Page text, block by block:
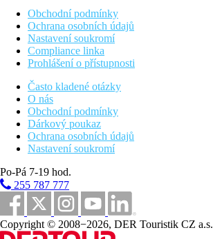
Obchodní podmínky
Ochrana osobních údajů
Nastavení soukromí
Compliance linka
Prohlášení o přístupnosti
Často kladené otázky
O nás
Obchodní podmínky
Dárkový poukaz
Ochrana osobních údajů
Nastavení soukromí
Po-Pá 7-19 hod.
255 787 777
Copyright © 2008−2026, DER Touristik CZ a.s.